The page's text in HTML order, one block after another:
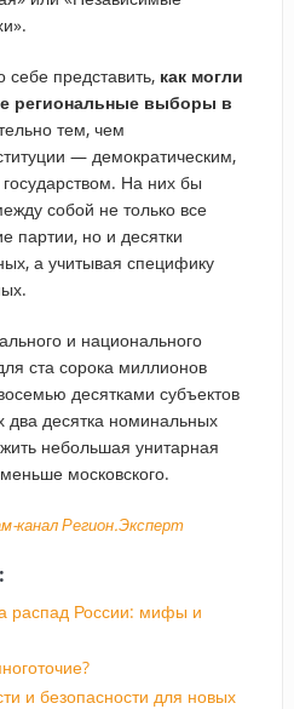
себе представить, как могли
региональные выборы в
тем, чем
— демократическим,
На них бы
собой не только все
партии, но и десятки
а учитывая специфику
и национального
ста сорока миллионов
десятками субъектов
десятка номинальных
небольшая унитарная
московского.
канал Регион.Эксперт
распад России: мифы и
и безопасности для новых